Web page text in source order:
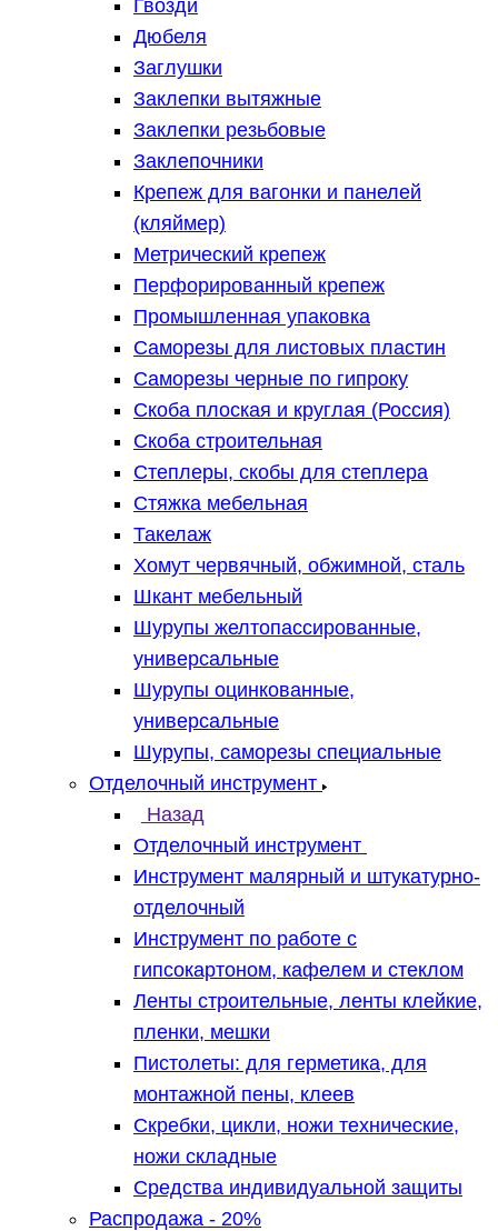
Гвозди
Дюбеля
Заглушки
Заклепки вытяжные
Заклепки резьбовые
Заклепочники
Крепеж для вагонки и панелей
(кляймер)
Метрический крепеж
Перфорированный крепеж
Промышленная упаковка
Саморезы для листовых пластин
Саморезы черные по гипроку
Скоба плоская и круглая (Россия)
Скоба строительная
Степлеры, скобы для степлера
Стяжка мебельная
Такелаж
Хомут червячный, обжимной, сталь
Шкант мебельный
Шурупы желтопассированные,
универсальные
Шурупы оцинкованные,
универсальные
Шурупы, саморезы специальные
Отделочный инструмент
Назад
Отделочный инструмент
Инструмент малярный и штукатурно-
отделочный
Инструмент по работе с
гипсокартоном, кафелем и стеклом
Ленты строительные, ленты клейкие,
пленки, мешки
Пистолеты: для герметика, для
монтажной пены, клеев
Скребки, цикли, ножи технические,
ножи складные
Средства индивидуальной защиты
Распродажа - 20%